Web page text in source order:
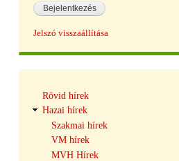
Jelszó visszaállítása
navigáció
Rövid hírek
Hazai hírek
Szakmai hírek
VM hírek
MVH Hírek